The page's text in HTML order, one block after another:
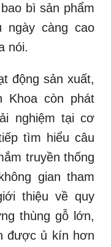
bì sản phẩm
ngày càng cao
nói.
động sản xuất,
Khoa còn phát
nghiệm tại cơ
tìm hiểu câu
truyền thống
gian tham
thiệu về quy
thùng gỗ lớn,
được ủ kín hơn